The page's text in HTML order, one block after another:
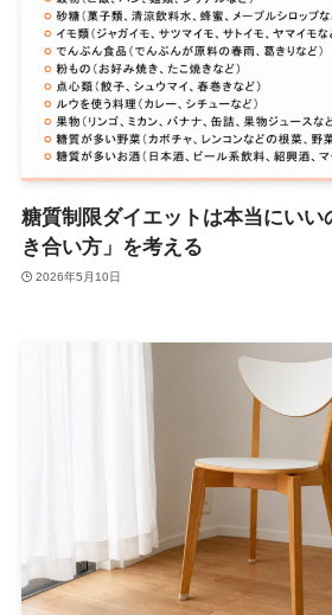
糖質制限ダイエットは本当にいい
き合い方」を考える
2026年5月10日